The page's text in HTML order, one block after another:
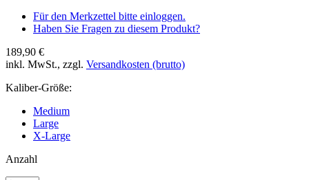
Für den Merkzettel bitte einloggen.
Haben Sie Fragen zu diesem Produkt?
189,90 €
inkl. MwSt., zzgl. Versandkosten (brutto)
Kaliber-Größe:
Medium
Large
X-Large
Anzahl